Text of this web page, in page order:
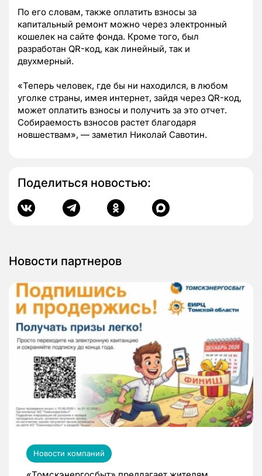
По его словам, также оплатить взносы за
капитальный ремонт можно через электронный
кошелек на сайте фонда. Кроме того, был
разработан QR-код, как линейный, так и
двухмерный.
«Теперь человек, где бы ни находился, в любом
уголке страны, имея интернет, зайдя через QR-код,
может оплатить взносы и получить за это отчет.
Собираемость взносов растет благодаря
новшествам», — заметил Николай Савотин.
Поделиться новостью:
Новости партнеров
Новости компаний